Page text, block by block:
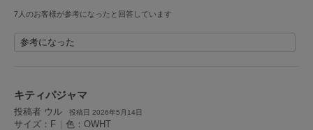
ミーエスミーム
MOIGE
モワージュ
7人のお客様が参考になったと回答しています
参考になった
キティパジャマ
投稿者 ウル 投稿日 2026年5月14日
サイズ：F 色：OWHT